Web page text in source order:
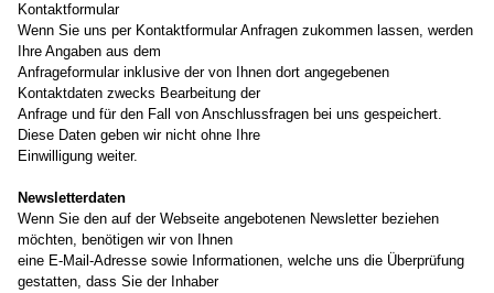
Kontaktformular
Wenn Sie uns per Kontaktformular Anfragen zukommen lassen, werden
Ihre Angaben aus dem
Anfrageformular inklusive der von Ihnen dort angegebenen
Kontaktdaten zwecks Bearbeitung der
Anfrage und für den Fall von Anschlussfragen bei uns gespeichert.
Diese Daten geben wir nicht ohne Ihre
Einwilligung weiter.
Newsletterdaten
Wenn Sie den auf der Webseite angebotenen Newsletter beziehen
möchten, benötigen wir von Ihnen
eine E-Mail-Adresse sowie Informationen, welche uns die Überprüfung
gestatten, dass Sie der Inhaber